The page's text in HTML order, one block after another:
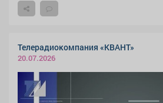
Телерадиокомпания «КВАНТ»
20.07.2026